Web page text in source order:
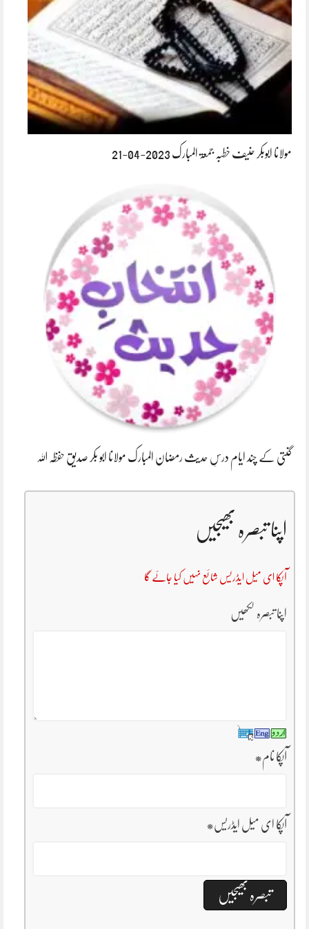
مولانا ابوبکر حنیف خطبہ جمعۃ المبارک 2023-04-21
گنتی کے چند ایام درسِ حدیث رمضان المبارک مولانا ابو بکر صدیق حفظہ اللہ
اپنا تبصرہ بھیجیں
آپکا ای میل ایڈریس شائع نہیں کیا جائے گا
اپنا تبصرہ لکھیں
آپکا نام*
آپکا ای میل ایڈریس*